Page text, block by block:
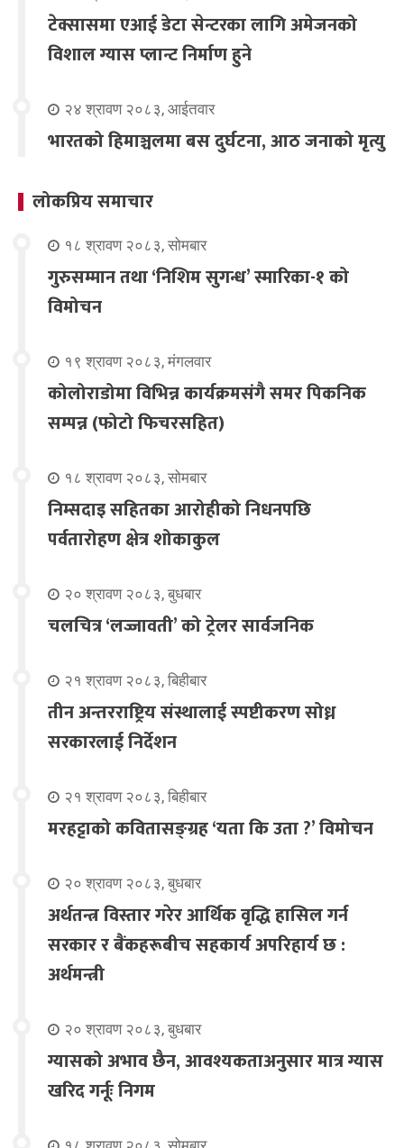
टेक्सासमा एआई डेटा सेन्टरका लागि अमेजनको
विशाल ग्यास प्लान्ट निर्माण हुने
२४ श्रावण २०८३, आईतवार
भारतको हिमाञ्चलमा बस दुर्घटना, आठ जनाको मृत्यु
लोकप्रिय समाचार
१८ श्रावण २०८३, सोमबार
गुरुसम्मान तथा ‘निशिम सुगन्ध’ स्मारिका-१ को
विमोचन
१९ श्रावण २०८३, मंगलवार
कोलोराडोमा विभिन्न कार्यक्रमसंगै समर पिकनिक
सम्पन्न (फोटो फिचरसहित)
१८ श्रावण २०८३, सोमबार
निम्सदाइ सहितका आरोहीको निधनपछि
पर्वतारोहण क्षेत्र शोकाकुल
२० श्रावण २०८३, बुधबार
चलचित्र ‘लज्जावती’ को ट्रेलर सार्वजनिक
२१ श्रावण २०८३, बिहीबार
तीन अन्तरराष्ट्रिय संस्थालाई स्पष्टीकरण सोध्न
सरकारलाई निर्देशन
२१ श्रावण २०८३, बिहीबार
मरहट्टाको कवितासङ्ग्रह ‘यता कि उता ?’ विमोचन
२० श्रावण २०८३, बुधबार
अर्थतन्त्र विस्तार गरेर आर्थिक वृद्धि हासिल गर्न
सरकार र बैंकहरूबीच सहकार्य अपरिहार्य छ :
अर्थमन्त्री
२० श्रावण २०८३, बुधबार
ग्यासको अभाव छैन, आवश्यकताअनुसार मात्र ग्यास
खरिद गर्नूः निगम